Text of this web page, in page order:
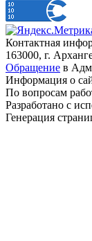
Контактная
163000, г.
Обращение в
Информация о
По вопросам
Разработано с
Генерация